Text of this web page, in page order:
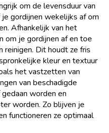
om de levensduur van
gordijnen wekelijks af om
Afhankelijk van het
om je gordijnen af en toe
Dit houdt ze fris
kleur en textuur
het vastzetten van
van beschadigde
worden en
worden. Zo blijven je
functioneren ze optimaal